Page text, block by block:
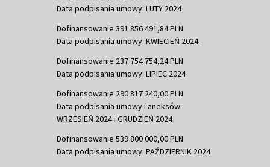
Data podpisania umowy: LUTY 2024
Dofinansowanie 391 856 491,84 PLN
Data podpisania umowy: KWIECIEŃ 2024
Dofinansowanie 237 754 754,24 PLN
Data podpisania umowy: LIPIEC 2024
Dofinansowanie 290 817 240,00 PLN
Data podpisania umowy i aneksów:
WRZESIEŃ 2024 i GRUDZIEŃ 2024
Dofinansowanie 539 800 000,00 PLN
Data podpisania umowy: PAŹDZIERNIK 2024